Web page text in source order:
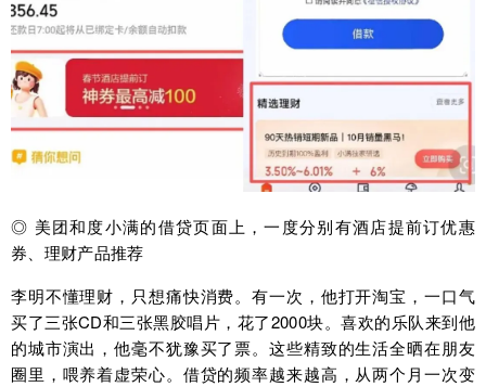
◎ 美团和度小满的借贷页面上，一度分别有酒店提前订优惠
券、理财产品推荐
李明不懂理财，只想痛快消费。有一次，他打开淘宝，一口气
买了三张CD和三张黑胶唱片，花了2000块。喜欢的乐队来到他
的城市演出，他毫不犹豫买了票。这些精致的生活全晒在朋友
圈里，喂养着虚荣心。借贷的频率越来越高，从两个月一次变